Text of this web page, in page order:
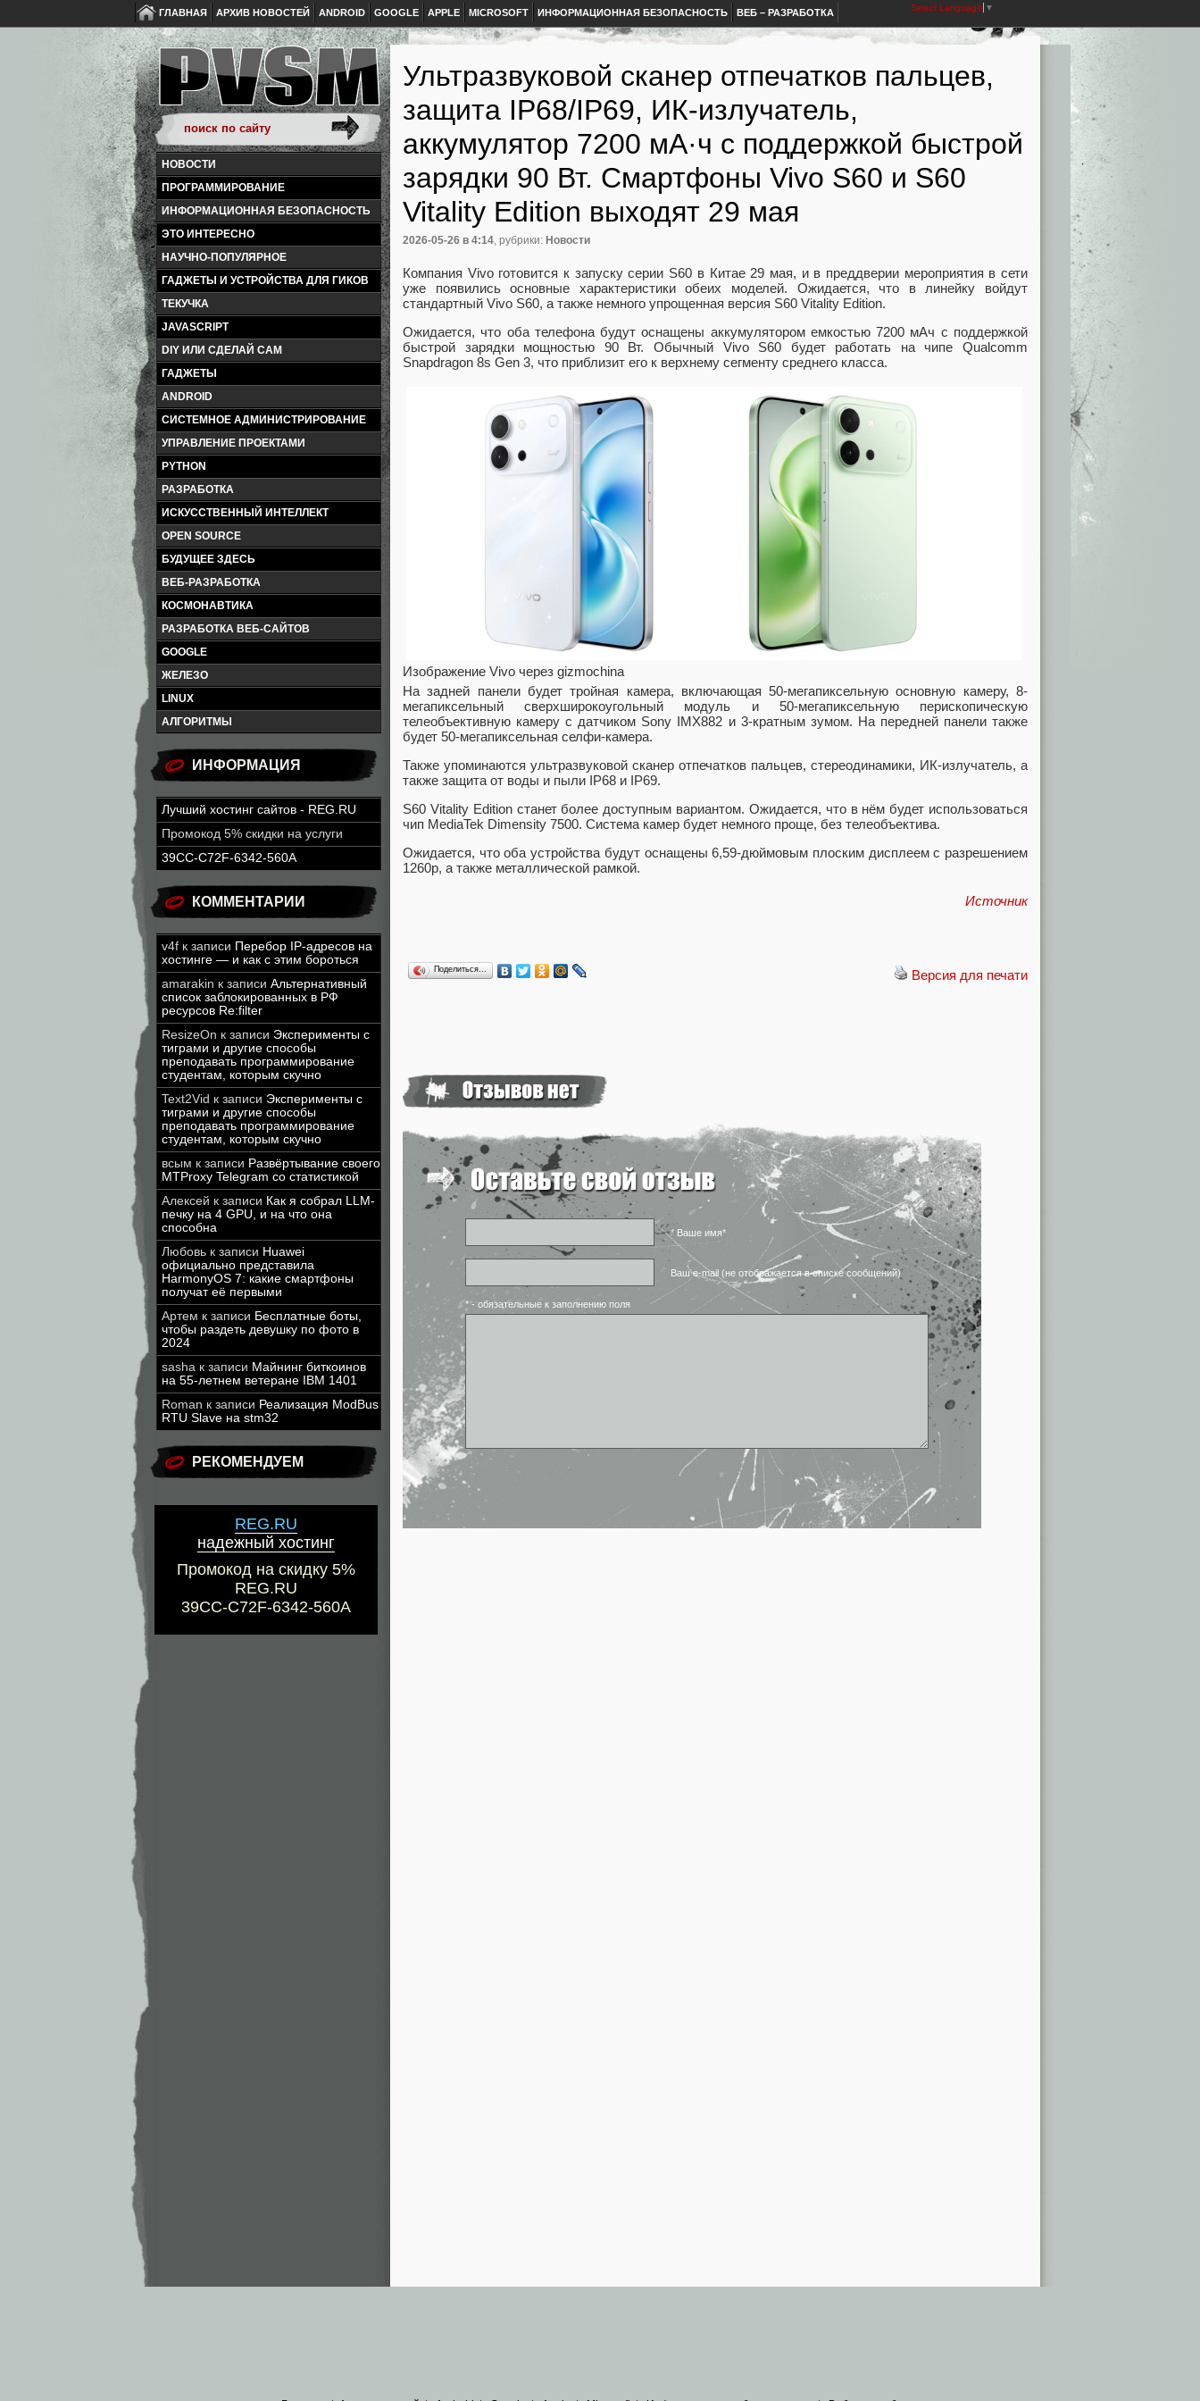
ГЛАВНАЯ АРХИВ НОВОСТЕЙ ANDROID GOOGLE APPLE MICROSOFT ИНФОРМАЦИОННАЯ БЕЗОПАСНОСТЬ ВЕБ – РАЗРАБОТКА Select Language ▼
НОВОСТИ
ПРОГРАММИРОВАНИЕ
ИНФОРМАЦИОННАЯ БЕЗОПАСНОСТЬ
ЭТО ИНТЕРЕСНО
НАУЧНО-ПОПУЛЯРНОЕ
ГАДЖЕТЫ И УСТРОЙСТВА ДЛЯ ГИКОВ
ТЕКУЧКА
JAVASCRIPT
DIY ИЛИ СДЕЛАЙ САМ
ГАДЖЕТЫ
ANDROID
СИСТЕМНОЕ АДМИНИСТРИРОВАНИЕ
УПРАВЛЕНИЕ ПРОЕКТАМИ
PYTHON
РАЗРАБОТКА
ИСКУССТВЕННЫЙ ИНТЕЛЛЕКТ
OPEN SOURCE
БУДУЩЕЕ ЗДЕСЬ
ВЕБ-РАЗРАБОТКА
КОСМОНАВТИКА
РАЗРАБОТКА ВЕБ-САЙТОВ
GOOGLE
ЖЕЛЕЗО
LINUX
АЛГОРИТМЫ
ИНФОРМАЦИЯ
Лучший хостинг сайтов - REG.RU
Промокод 5% скидки на услуги
39CC-C72F-6342-560A
КОММЕНТАРИИ
v4f к записи Перебор IP-адресов на
хостинге — и как с этим бороться
amarakin к записи Альтернативный
список заблокированных в РФ
ресурсов Re:filter
ResizeOn к записи Эксперименты с
тиграми и другие способы
преподавать программирование
студентам, которым скучно
Text2Vid к записи Эксперименты с
тиграми и другие способы
преподавать программирование
студентам, которым скучно
всым к записи Развёртывание своего
MTProxy Telegram со статистикой
Алексей к записи Как я собрал LLM-
печку на 4 GPU, и на что она
способна
Любовь к записи Huawei
официально представила
HarmonyOS 7: какие смартфоны
получат её первыми
Артем к записи Бесплатные боты,
чтобы раздеть девушку по фото в
2024
sasha к записи Майнинг биткоинов
на 55-летнем ветеране IBM 1401
Roman к записи Реализация ModBus
RTU Slave на stm32
РЕКОМЕНДУЕМ
REG.RU
надежный хостинг
Промокод на скидку 5%
REG.RU
39CC-C72F-6342-560A
Ультразвуковой сканер отпечатков пальцев,
защита IP68/IP69, ИК-излучатель,
аккумулятор 7200 мА·ч с поддержкой быстрой
зарядки 90 Вт. Смартфоны Vivo S60 и S60
Vitality Edition выходят 29 мая
2026-05-26 в 4:14, рубрики: Новости
Компания Vivo готовится к запуску серии S60 в Китае 29 мая, и в преддверии мероприятия в сети
уже появились основные характеристики обеих моделей. Ожидается, что в линейку войдут
стандартный Vivo S60, а также немного упрощенная версия S60 Vitality Edition.
Ожидается, что оба телефона будут оснащены аккумулятором емкостью 7200 мАч с поддержкой
быстрой зарядки мощностью 90 Вт. Обычный Vivo S60 будет работать на чипе Qualcomm
Snapdragon 8s Gen 3, что приблизит его к верхнему сегменту среднего класса.
Изображение Vivo через gizmochina
На задней панели будет тройная камера, включающая 50-мегапиксельную основную камеру, 8-
мегапиксельный сверхширокоугольный модуль и 50-мегапиксельную перископическую
телеобъективную камеру с датчиком Sony IMX882 и 3-кратным зумом. На передней панели также
будет 50-мегапиксельная селфи-камера.
Также упоминаются ультразвуковой сканер отпечатков пальцев, стереодинамики, ИК-излучатель, а
также защита от воды и пыли IP68 и IP69.
S60 Vitality Edition станет более доступным вариантом. Ожидается, что в нём будет использоваться
чип MediaTek Dimensity 7500. Система камер будет немного проще, без телеобъектива.
Ожидается, что оба устройства будут оснащены 6,59-дюймовым плоским дисплеем с разрешением
1260p, а также металлической рамкой.
Источник
Версия для печати
Поделиться…
* Ваше имя*
Ваш e-mail (не отображается в списке сообщений)
* - обязательные к заполнению поля